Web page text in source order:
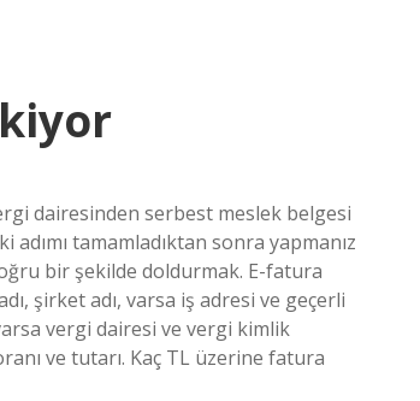
dairesinden serbest meslek belgesi
adımı tamamladıktan sonra yapmanız
bir şekilde doldurmak. E-fatura
şirket adı, varsa iş adresi ve geçerli
vergi dairesi ve vergi kimlik
ve tutarı. Kaç TL üzerine fatura